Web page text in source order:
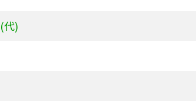
(代)